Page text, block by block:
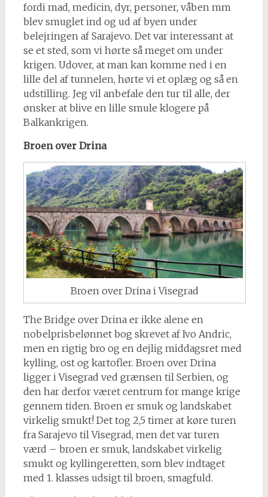
fordi mad, medicin, dyr, personer, våben mm
blev smuglet ind og ud af byen under
belejringen af Sarajevo. Det var interessant at
se et sted, som vi hørte så meget om under
krigen. Udover, at man kan komme ned i en
lille del af tunnelen, hørte vi et oplæg og så en
udstilling. Jeg vil anbefale den tur til alle, der
ønsker at blive en lille smule klogere på
Balkankrigen.
Broen over Drina
Broen over Drina i Visegrad
The Bridge over Drina er ikke alene en
nobelprisbelønnet bog skrevet af Ivo Andric,
men en rigtig bro og en dejlig middagsret med
kylling, ost og kartofler. Broen over Drina
ligger i Visegrad ved grænsen til Serbien, og
den har derfor været centrum for mange krige
gennem tiden. Broen er smuk og landskabet
virkelig smukt! Det tog 2,5 timer at køre turen
fra Sarajevo til Visegrad, men det var turen
værd – broen er smuk, landskabet virkelig
smukt og kyllingeretten, som blev indtaget
med 1. klasses udsigt til broen, smagfuld.